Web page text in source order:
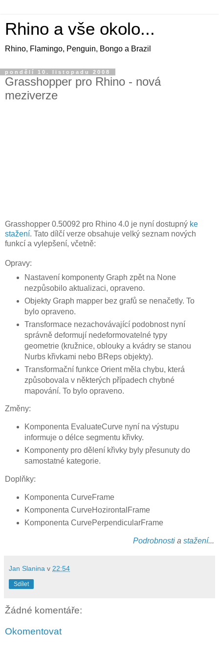
Rhino a vše okolo...
Rhino, Flamingo, Penguin, Bongo a Brazil
pondělí 10. listopadu 2008
Grasshopper pro Rhino - nová
meziverze
Grasshopper 0.50092 pro Rhino 4.0 je nyní dostupný ke
stažení. Tato dílčí verze obsahuje velký seznam nových
funkcí a vylepšení, včetně:
Opravy:
Nastavení komponenty Graph zpět na None
nezpůsobilo aktualizaci, opraveno.
Objekty Graph mapper bez grafů se nenačetly. To
bylo opraveno.
Transformace nezachovávající podobnost nyní
správně deformují nedeformovatelné typy
geometrie (kružnice, oblouky a kvádry se stanou
Nurbs křivkami nebo BReps objekty).
Transformační funkce Orient měla chybu, která
způsobovala v některých případech chybné
mapování. To bylo opraveno.
Změny:
Komponenta EvaluateCurve nyní na výstupu
informuje o délce segmentu křivky.
Komponenty pro dělení křivky byly přesunuty do
samostatné kategorie.
Doplňky:
Komponenta CurveFrame
Komponenta CurveHozirontalFrame
Komponenta CurvePerpendicularFrame
Podrobnosti a stažení...
Jan Slanina v 22:54
Sdílet
Žádné komentáře:
Okomentovat